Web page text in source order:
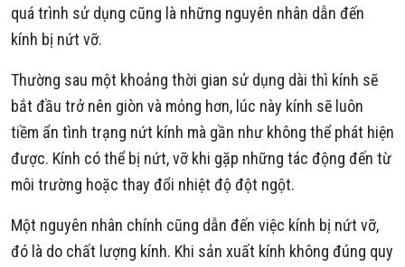
quá trình sử dụng cũng là những nguyên nhân dẫn đến
kính bị nứt vỡ.
Thường sau một khoảng thời gian sử dụng dài thì kính sẽ
bắt đầu trở nên giòn và mỏng hơn, lúc này kính sẽ luôn
tiềm ẩn tình trạng nứt kính mà gần như không thể phát hiện
được. Kính có thể bị nứt, vỡ khi gặp những tác động đến từ
môi trường hoặc thay đổi nhiệt độ đột ngột.
Một nguyên nhân chính cũng dẫn đến việc kính bị nứt vỡ,
đó là do chất lượng kính. Khi sản xuất kính không đúng quy